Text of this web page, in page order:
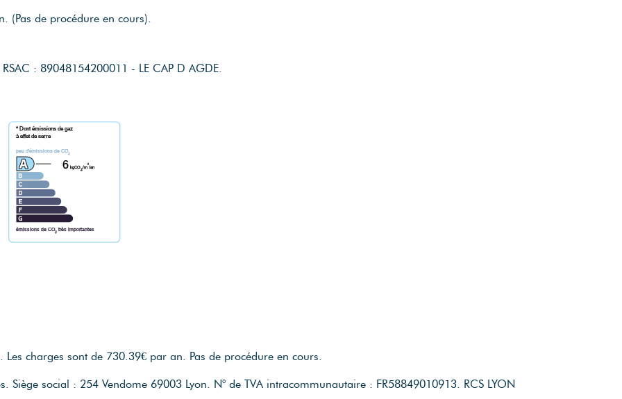
de procédure en cours).
: 89048154200011 - LE CAP D AGDE.
* Dont émissions de gaz
à effet de serre
peu d'émissions de CO2
émissions de CO2 très importantes
6kgCO2/m²/an
Les charges sont de 730.39€ par an. Pas de procédure en cours.
Siège social : 254 Vendome 69003 Lyon. N° de TVA intracommunautaire : FR58849010913. RCS LYON